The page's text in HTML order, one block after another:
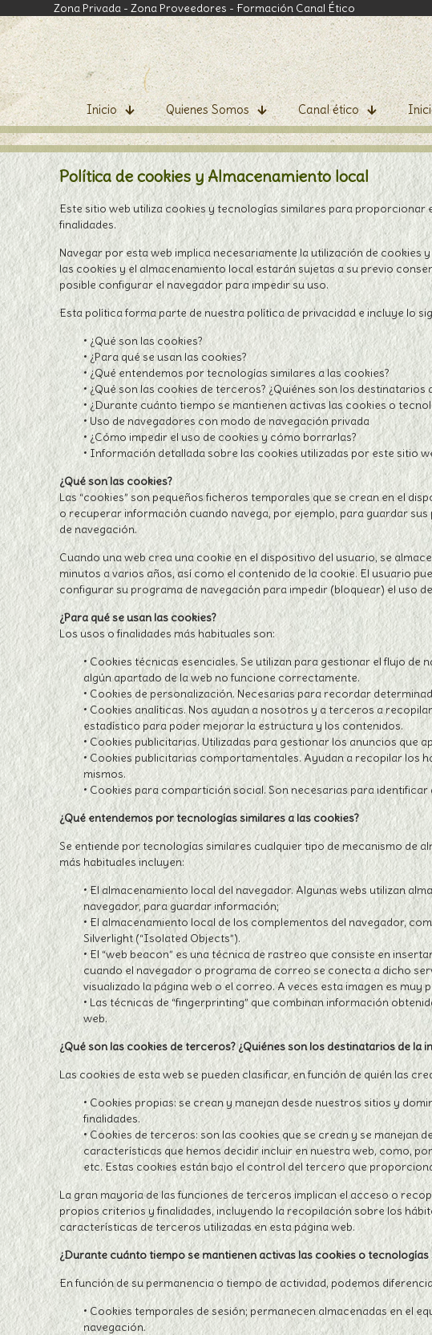
Zona Privada - Zona Proveedores - Formación Canal Ético
Inicio Quienes Somos Canal ético
Política de cookies y Almacenamiento local
Este sitio web utiliza cookies y tecnologías similares para
finalidades.
Navegar por esta web implica necesariamente la utilización de
las cookies y el almacenamiento local estarán sujetas a su previo
posible configurar el navegador para impedir su uso.
Esta política forma parte de nuestra política de privacidad e incluye lo
• ¿Qué son las cookies?
• ¿Para qué se usan las cookies?
• ¿Qué entendemos por tecnologías similares a las cookies?
• ¿Qué son las cookies de terceros? ¿Quiénes son los destinatarios
• ¿Durante cuánto tiempo se mantienen activas las cookies o
• Uso de navegadores con modo de navegación privada
• ¿Cómo impedir el uso de cookies y cómo borrarlas?
• Información detallada sobre las cookies utilizadas por este sitio
¿Qué son las cookies?
Las “cookies” son pequeños ficheros temporales que se crean en el
o recuperar información cuando navega, por ejemplo, para guardar
de navegación.
Cuando una web crea una cookie en el dispositivo del usuario, se
minutos a varios años, así como el contenido de la cookie. El usuario
configurar su programa de navegación para impedir (bloquear) el uso
¿Para qué se usan las cookies?
Los usos o finalidades más habituales son:
• Cookies técnicas esenciales. Se utilizan para gestionar el flujo
algún apartado de la web no funcione correctamente.
• Cookies de personalización. Necesarias para recordar
• Cookies analíticas. Nos ayudan a nosotros y a terceros a
estadístico para poder mejorar la estructura y los contenidos.
• Cookies publicitarias. Utilizadas para gestionar los anuncios que
• Cookies publicitarias comportamentales. Ayudan a recopilar los
mismos.
• Cookies para compartición social. Son necesarias para
¿Qué entendemos por tecnologías similares a las cookies?
Se entiende por tecnologías similares cualquier tipo de mecanismo de
más habituales incluyen:
• El almacenamiento local del navegador. Algunas webs utilizan
navegador, para guardar información;
• El almacenamiento local de los complementos del navegador,
Silverlight (“Isolated Objects”).
• El “web beacon” es una técnica de rastreo que consiste en
cuando el navegador o programa de correo se conecta a dicho
visualizado la página web o el correo. A veces esta imagen es
• Las técnicas de “fingerprinting” que combinan información
web.
¿Qué son las cookies de terceros? ¿Quiénes son los destinatarios de la
Las cookies de esta web se pueden clasificar, en función de quién las
• Cookies propias: se crean y manejan desde nuestros sitios y
finalidades.
• Cookies de terceros: son las cookies que se crean y se
características que hemos decidir incluir en nuestra web, como,
etc. Estas cookies están bajo el control del tercero que
La gran mayoría de las funciones de terceros implican el acceso o
propios criterios y finalidades, incluyendo la recopilación sobre los
características de terceros utilizadas en esta página web.
¿Durante cuánto tiempo se mantienen activas las cookies o tecnologías
En función de su permanencia o tiempo de actividad, podemos
• Cookies temporales de sesión; permanecen almacenadas en el
navegación.